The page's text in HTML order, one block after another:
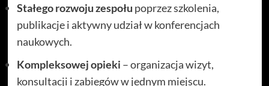
Stałego rozwoju zespołu poprzez szkolenia,
publikacje i aktywny udział w konferencjach
naukowych.
Kompleksowej opieki – organizacja wizyt,
konsultacji i zabiegów w jednym miejscu.